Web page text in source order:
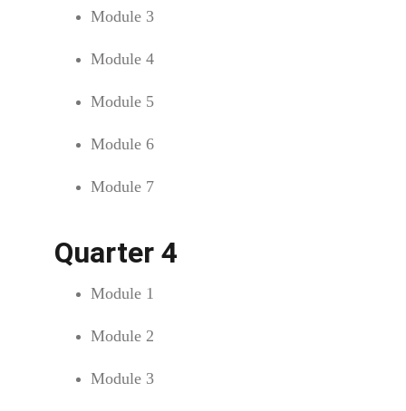
Quarter 4
Module 3
Module 4
Module 5
Module 6
Module 7
Module 1
Module 2
Module 3